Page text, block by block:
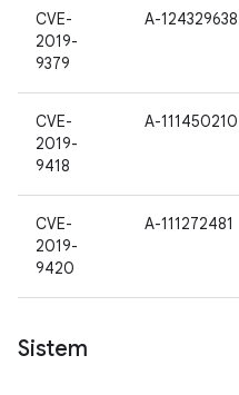
CVE-
2019-
9379
A-124329638
CVE-
2019-
9418
A-111450210
CVE-
2019-
9420
A-111272481
Sistem